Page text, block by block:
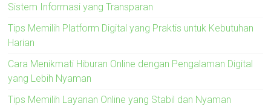
Sistem Informasi yang Transparan
Tips Memilih Platform Digital yang Praktis untuk Kebutuhan
Harian
Cara Menikmati Hiburan Online dengan Pengalaman Digital
yang Lebih Nyaman
Tips Memilih Layanan Online yang Stabil dan Nyaman